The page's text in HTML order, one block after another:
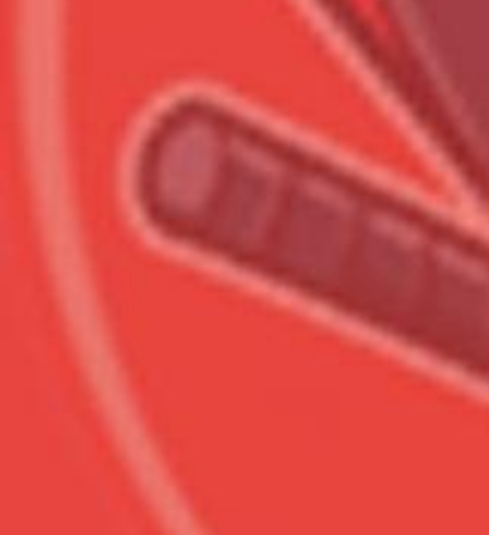
Всего позиций в корзине
Всего товара в корзине
Сумма к оплате (без